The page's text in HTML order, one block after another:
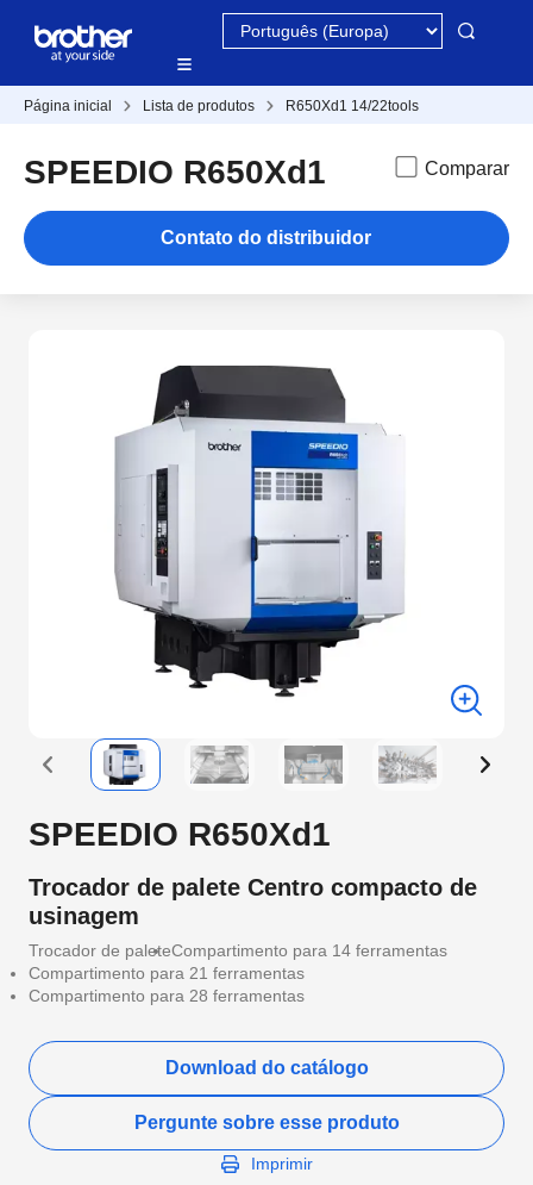
Página inicial Lista de produtos R650Xd1 14/22tools
SPEEDIO R650Xd1 Comparar
Contato do distribuidor
SPEEDIO R650Xd1
Trocador de palete Centro compacto de
usinagem
Trocador de paleteCompartimento para 14 ferramentas
Compartimento para 21 ferramentas
Compartimento para 28 ferramentas
Download do catálogo
Pergunte sobre esse produto
Imprimir